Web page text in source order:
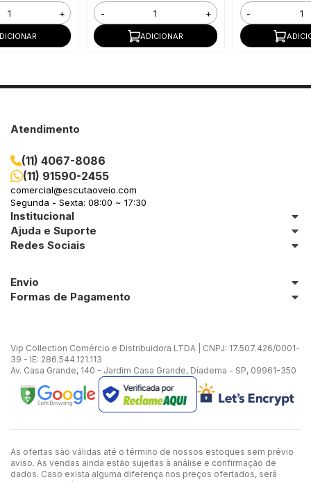
+ - +
ADICIONAR
-
Atendimento
(11) 4067-8086
(11) 91590-2455
comercial@escutaoveio.com
Segunda - Sexta: 08:00 ~ 17:30
Institucional
Ajuda e Suporte
Redes Sociais
Envio
Formas de Pagamento
Vip Collection Comércio e Distribuidora LTDA | CNPJ: 17.507.426/0001-
39 - IE: 286.544.121.113
Av. Casa Grande, 140 - Jardim Casa Grande, Diadema - SP, 09961-350
As ofertas são válidas até o término de nossos estoques sem prévio
aviso. As vendas ainda estão sujeitas à análise e confirmação de
dados. Caso exista alguma diferença nos preços ofertados, será